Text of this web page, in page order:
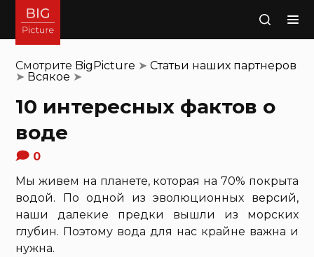
Поиск
Смотрите BigPicture ➤Статьи наших партнеров
➤ Всякое ➤
10 интересных фактов о
воде
0
Мы живем на планете, которая на 70% покрыта
водой. По одной из эволюционных версий,
наши далекие предки вышли из морских
глубин. Поэтому вода для нас крайне важна и
нужна.